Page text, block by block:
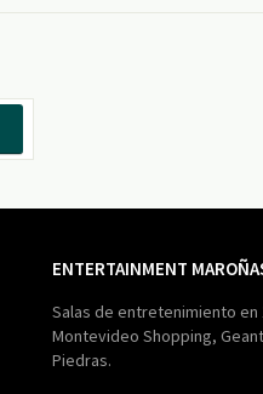
ENTERTAINMENT
Salas de entretenimiento en
Montevideo Shopping,
Piedras.